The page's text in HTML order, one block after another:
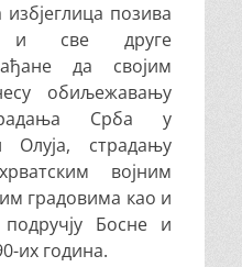
позива
и све друге
да својим
обиљежавању
Срба у
Олуја, страдању
војним
градовима као и
Босне и
их година.